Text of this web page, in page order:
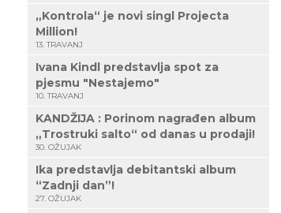
„Kontrola“ je novi singl Projecta
Million!
13. TRAVANJ
Ivana Kindl predstavlja spot za
pjesmu "Nestajemo"
10. TRAVANJ
KANDŽIJA : Porinom nagrađen album
„Trostruki salto“ od danas u prodaji!
30. OŽUJAK
Ika predstavlja debitantski album
“Zadnji dan”!
27. OŽUJAK